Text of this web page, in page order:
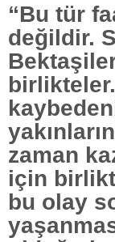
“Bu tür
değildir.
birlikteler.
zaman
için
bu olay